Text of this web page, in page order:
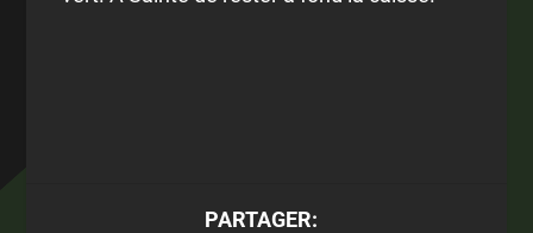
PARTAGER: